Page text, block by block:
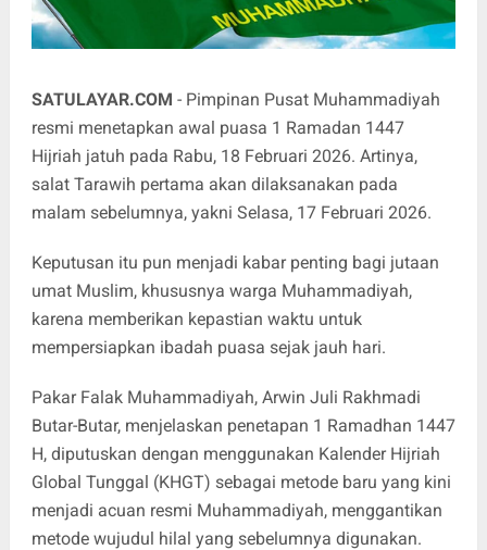
SATULAYAR.COM - Pimpinan Pusat Muhammadiyah
resmi menetapkan awal puasa 1 Ramadan 1447
Hijriah jatuh pada Rabu, 18 Februari 2026. Artinya,
salat Tarawih pertama akan dilaksanakan pada
malam sebelumnya, yakni Selasa, 17 Februari 2026.
Keputusan itu pun menjadi kabar penting bagi jutaan
umat Muslim, khususnya warga Muhammadiyah,
karena memberikan kepastian waktu untuk
mempersiapkan ibadah puasa sejak jauh hari.
Pakar Falak Muhammadiyah, Arwin Juli Rakhmadi
Butar-Butar, menjelaskan penetapan 1 Ramadhan 1447
H, diputuskan dengan menggunakan Kalender Hijriah
Global Tunggal (KHGT) sebagai metode baru yang kini
menjadi acuan resmi Muhammadiyah, menggantikan
metode wujudul hilal yang sebelumnya digunakan.